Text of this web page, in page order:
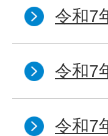
令和7
令和7
令和7